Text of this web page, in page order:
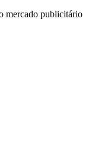
mercado publicitário